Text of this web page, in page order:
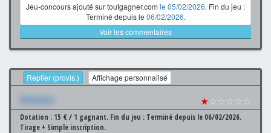
Jeu-concours ajouté sur toutgagner.com le 05/02/2026. Fin du jeu :
Terminé depuis le 06/02/2026.
Voir les commentaires
Replier (provis.) Affichage personnalisé
Xxxxxxx ★☆☆☆☆☆
Dotation : 15 € / 1 gagnant. Fin du jeu : Terminé depuis le 06/02/2026.
Tirage + Simple inscription.